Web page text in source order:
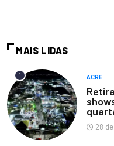
MAIS LIDAS
1 ACRE
28